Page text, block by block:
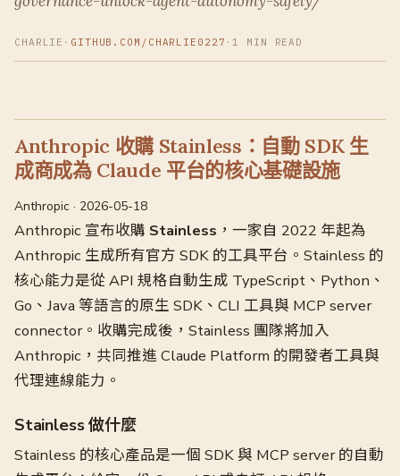
CHARLIE · GITHUB.COM/CHARLIE0227 · 1 MIN READ
Anthropic 收購 Stainless：自動 SDK 生
成商成為 Claude 平台的核心基礎設施
Anthropic · 2026-05-18
Anthropic 宣布收購 Stainless ，一家自 2022 年起為
Anthropic 生成所有官方 SDK 的工具平台。Stainless 的
核心能力是從 API 規格自動生成 TypeScript、Python、
Go、Java 等語言的原生 SDK、CLI 工具與 MCP server
connector。收購完成後，Stainless 團隊將加入
Anthropic，共同推進 Claude Platform 的開發者工具與
代理連線能力。
Stainless 做什麼
Stainless 的核心產品是一個 SDK 與 MCP server 的自動